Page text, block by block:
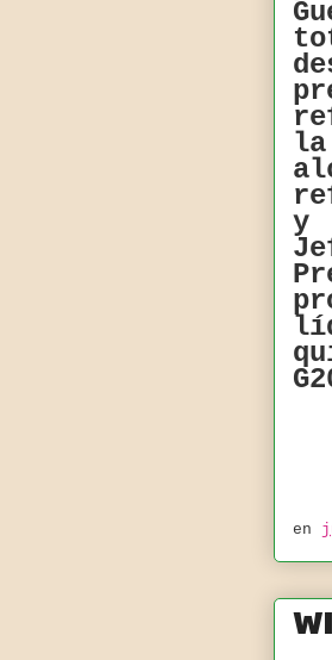
y
en